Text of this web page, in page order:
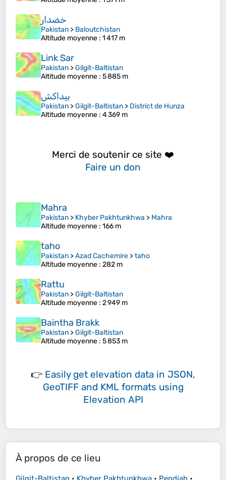
خضدار
Pakistan > Baloutchistan
Altitude moyenne : 1 417 m
Link Sar
Pakistan >Gilgit-Baltistan
Altitude moyenne : 5 885 m
بيداكش
Pakistan >Gilgit-Baltistan > District de Hunza
Altitude moyenne : 4 369 m
Merci de soutenir ce site ❤️
Faire un don
Mahra
Pakistan > Khyber Pakhtunkhwa > Mahra
Altitude moyenne : 166 m
taho
Pakistan >Azad Cachemire >taho
Altitude moyenne : 282 m
Rattu
Pakistan >Gilgit-Baltistan
Altitude moyenne : 2 949 m
Baintha Brakk
Pakistan >Gilgit-Baltistan
Altitude moyenne : 5 853 m
👉 Easily get elevation data in JSON,
GeoTIFF and KML formats using
Elevation API
À propos de ce lieu